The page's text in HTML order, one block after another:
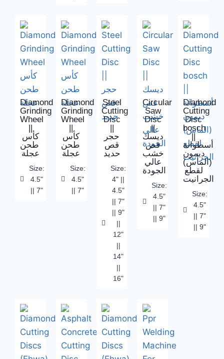
Diamond
Grinding
Wheel
كأس
طحن
عجلة
Size:
4.5"
|| 7"
Diamond
Grinding
Wheel
كأس
طحن
عجلة
Size:
4.5"
|| 7"
Steel
Cutting
Disc
حجر
قص
حديد
Size:
4" ||
4.5"
|| 7"
|| 9"
||
12"
||
14"
||
16"
Circular
Saw
Disc
||
ديسك
قص
خشب
عالي
الجودة
Size:
4.5"
|| 7"
|| 9"
Diamond
Cutting
Disc
bosch
أسطوانة
ديمون
(الماس)
لقطع
الجرانيت
Size:
4.5"
|| 7"
|| 9"